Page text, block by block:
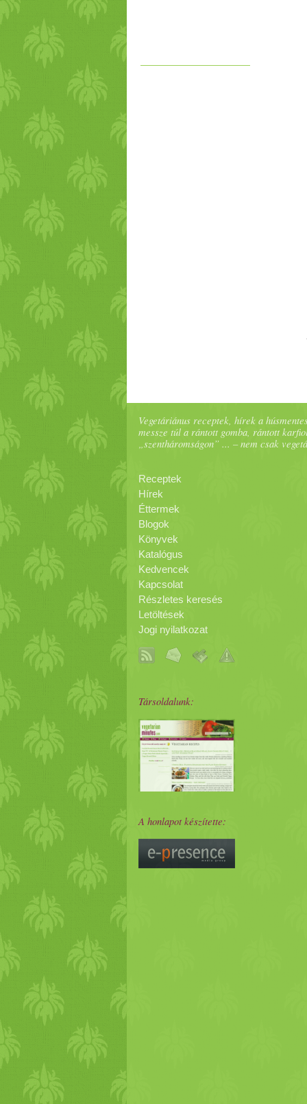
Vegetáriánus receptek, hírek a
messze túl a rántott gomba, rántott
„szentháromságon” ... – nem csak
Receptek
Hírek
Éttermek
Blogok
Könyvek
Katalógus
Kedvencek
Kapcsolat
Részletes keresés
Letöltések
Jogi nyilatkozat
Társoldalunk:
A honlapot készítette: